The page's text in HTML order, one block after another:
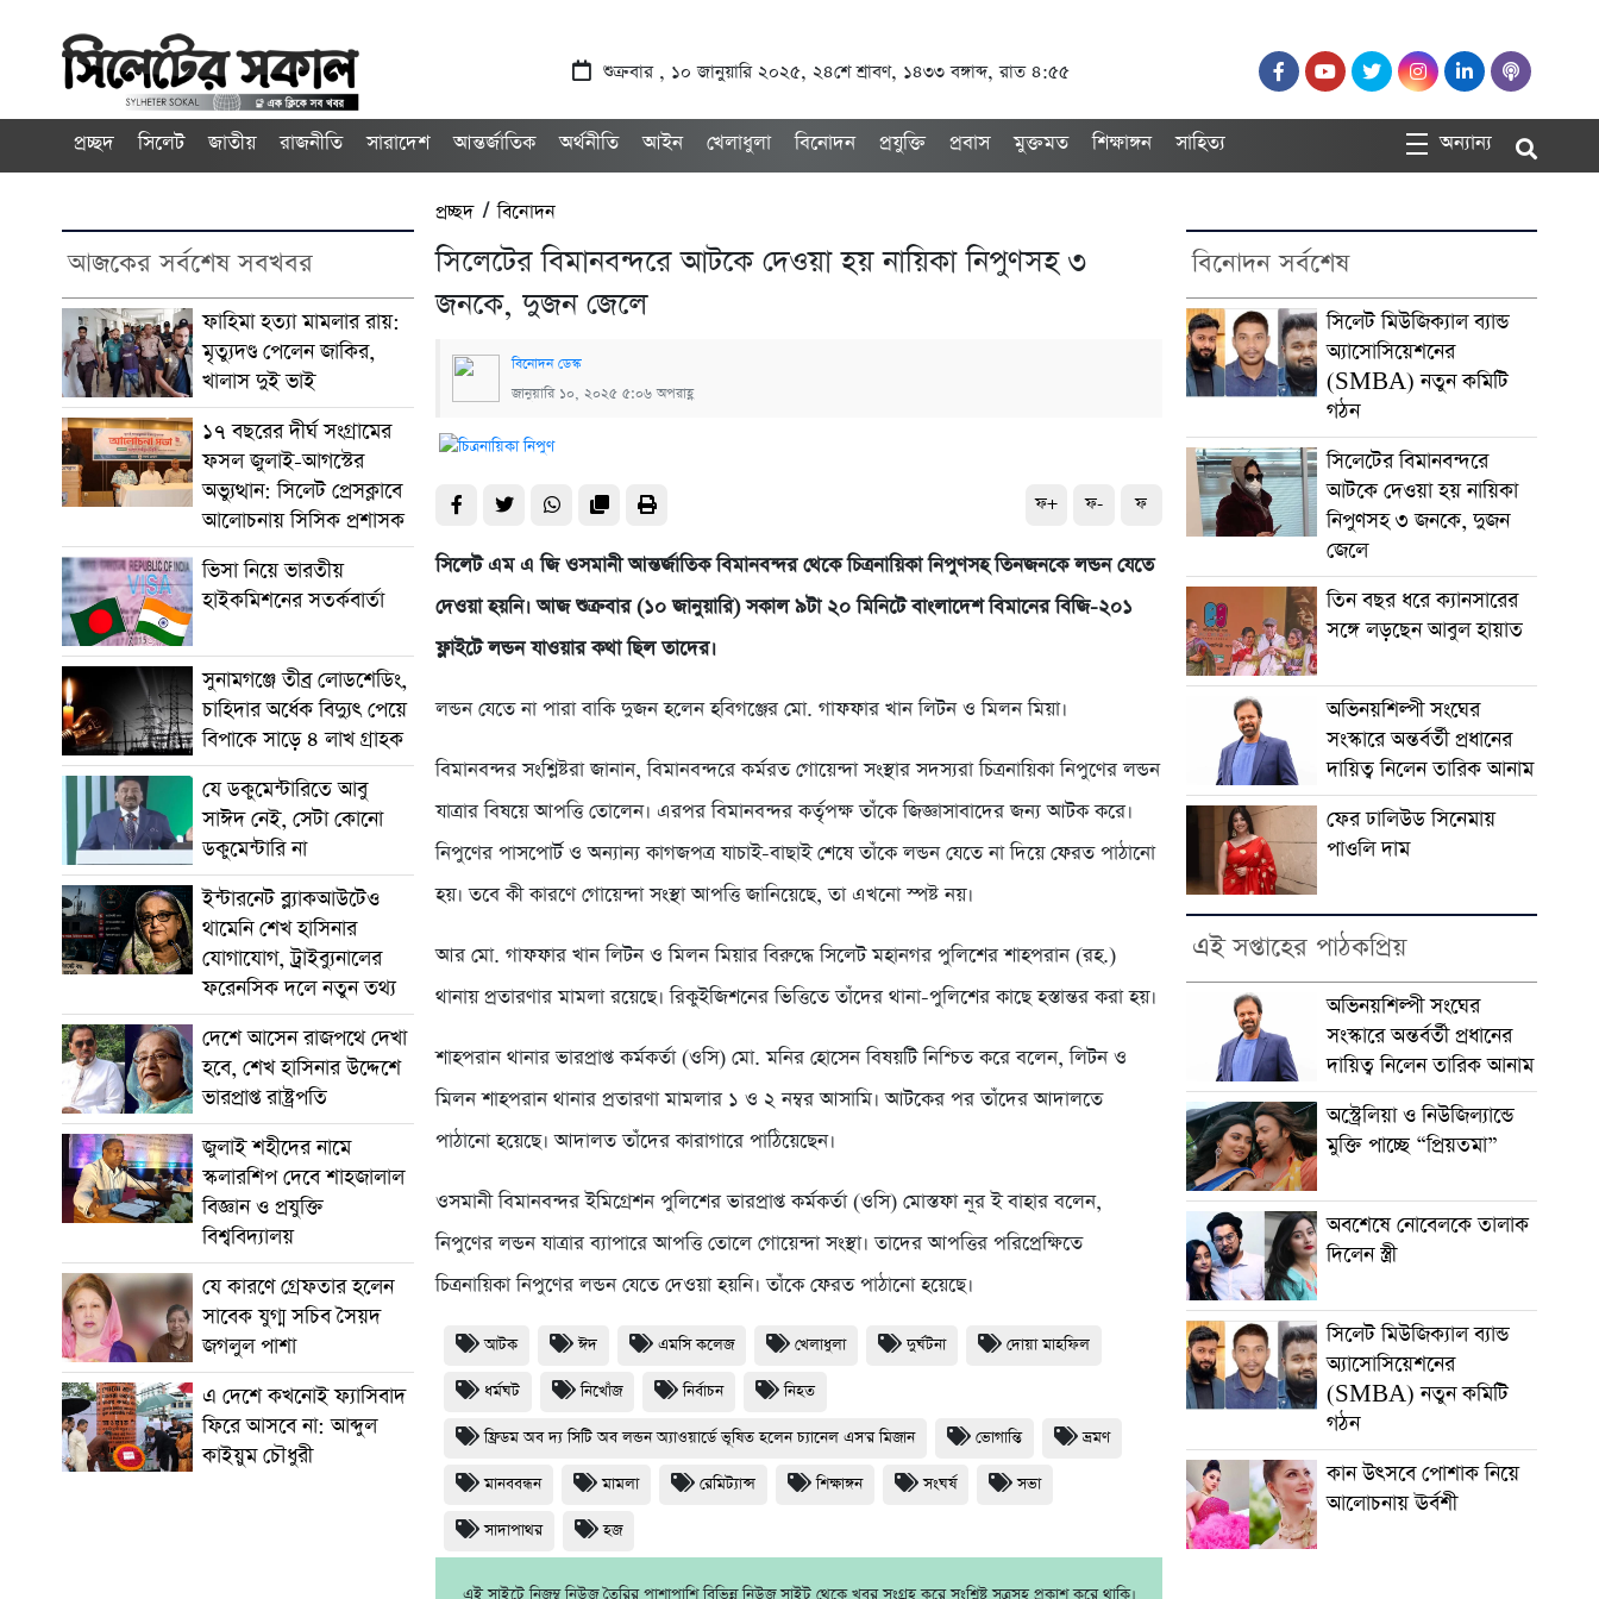
শুক্রবার , ১০ জানুয়ারি ২০২৫, ২৪শে শ্রাবণ, ১৪৩৩ বঙ্গাব্দ, রাত ৪:৫৫
প্রচ্ছদ সিলেট জাতীয় রাজনীতি সারাদেশ আন্তর্জাতিক অর্থনীতি আইন খেলাধুলা বিনোদন প্রযুক্তি প্রবাস মুক্তমত শিক্ষাঙ্গন সাহিত্য অন্যান্য
আজকের সর্বশেষ সবখবর
ফাহিমা হত্যা মামলার রায়:
মৃত্যুদণ্ড পেলেন জাকির,
খালাস দুই ভাই
১৭ বছরের দীর্ঘ সংগ্রামের
ফসল জুলাই-আগস্টের
অভ্যুত্থান: সিলেট প্রেসক্লাবে
আলোচনায় সিসিক প্রশাসক
ভিসা নিয়ে ভারতীয়
হাইকমিশনের সতর্কবার্তা
সুনামগঞ্জে তীব্র লোডশেডিং,
চাহিদার অর্ধেক বিদ্যুৎ পেয়ে
বিপাকে সাড়ে ৪ লাখ গ্রাহক
যে ডকুমেন্টারিতে আবু
সাঈদ নেই, সেটা কোনো
ডকুমেন্টারি না
ইন্টারনেট ব্ল্যাকআউটেও
থামেনি শেখ হাসিনার
যোগাযোগ, ট্রাইব্যুনালের
ফরেনসিক দলে নতুন তথ্য
দেশে আসেন রাজপথে দেখা
হবে, শেখ হাসিনার উদ্দেশে
ভারপ্রাপ্ত রাষ্ট্রপতি
জুলাই শহীদের নামে
স্কলারশিপ দেবে শাহজালাল
বিজ্ঞান ও প্রযুক্তি
বিশ্ববিদ্যালয়
যে কারণে গ্রেফতার হলেন
সাবেক যুগ্ম সচিব সৈয়দ
জগলুল পাশা
এ দেশে কখনোই ফ্যাসিবাদ
ফিরে আসবে না: আব্দুল
কাইয়ুম চৌধুরী
প্রচ্ছদ/বিনোদন
সিলেটের বিমানবন্দরে আটকে দেওয়া হয় নায়িকা নিপুণসহ ৩
জনকে, দুজন জেলে
বিনোদন ডেস্ক
জানুয়ারি ১০, ২০২৫ ৫:০৬ অপরাহ্ণ
ফ+ ফ- ফ
সিলেট এম এ জি ওসমানী আন্তর্জাতিক বিমানবন্দর থেকে চিত্রনায়িকা নিপুণসহ তিনজনকে লন্ডন যেতে
দেওয়া হয়নি। আজ শুক্রবার (১০ জানুয়ারি) সকাল ৯টা ২০ মিনিটে বাংলাদেশ বিমানের বিজি-২০১
ফ্লাইটে লন্ডন যাওয়ার কথা ছিল তাদের।
লন্ডন যেতে না পারা বাকি দুজন হলেন হবিগঞ্জের মো. গাফফার খান লিটন ও মিলন মিয়া।
বিমানবন্দর সংশ্লিষ্টরা জানান, বিমানবন্দরে কর্মরত গোয়েন্দা সংস্থার সদস্যরা চিত্রনায়িকা নিপুণের লন্ডন
যাত্রার বিষয়ে আপত্তি তোলেন। এরপর বিমানবন্দর কর্তৃপক্ষ তাঁকে জিজ্ঞাসাবাদের জন্য আটক করে।
নিপুণের পাসপোর্ট ও অন্যান্য কাগজপত্র যাচাই-বাছাই শেষে তাঁকে লন্ডন যেতে না দিয়ে ফেরত পাঠানো
হয়। তবে কী কারণে গোয়েন্দা সংস্থা আপত্তি জানিয়েছে, তা এখনো স্পষ্ট নয়।
আর মো. গাফফার খান লিটন ও মিলন মিয়ার বিরুদ্ধে সিলেট মহানগর পুলিশের শাহপরান (রহ.)
থানায় প্রতারণার মামলা রয়েছে। রিকুইজিশনের ভিত্তিতে তাঁদের থানা-পুলিশের কাছে হস্তান্তর করা হয়।
শাহপরান থানার ভারপ্রাপ্ত কর্মকর্তা (ওসি) মো. মনির হোসেন বিষয়টি নিশ্চিত করে বলেন, লিটন ও
মিলন শাহপরান থানার প্রতারণা মামলার ১ ও ২ নম্বর আসামি। আটকের পর তাঁদের আদালতে
পাঠানো হয়েছে। আদালত তাঁদের কারাগারে পাঠিয়েছেন।
ওসমানী বিমানবন্দর ইমিগ্রেশন পুলিশের ভারপ্রাপ্ত কর্মকর্তা (ওসি) মোস্তফা নূর ই বাহার বলেন,
নিপুণের লন্ডন যাত্রার ব্যাপারে আপত্তি তোলে গোয়েন্দা সংস্থা। তাদের আপত্তির পরিপ্রেক্ষিতে
চিত্রনায়িকা নিপুণের লন্ডন যেতে দেওয়া হয়নি। তাঁকে ফেরত পাঠানো হয়েছে।
আটক ঈদ এমসি কলেজ খেলাধুলা দুর্ঘটনা দোয়া মাহফিল
ধর্মঘট নিখোঁজ নির্বাচন নিহত
ফ্রিডম অব দ্য সিটি অব লন্ডন অ্যাওয়ার্ডে ভূষিত হলেন চ্যানেল এস'র মিজান ভোগান্তি ভ্রমণ
মানববন্ধন মামলা রেমিট্যান্স শিক্ষাঙ্গন সংঘর্ষ সভা
সাদাপাথর হজ
বিনোদন সর্বশেষ
সিলেট মিউজিক্যাল ব্যান্ড
অ্যাসোসিয়েশনের
(SMBA) নতুন কমিটি
গঠন
সিলেটের বিমানবন্দরে
আটকে দেওয়া হয় নায়িকা
নিপুণসহ ৩ জনকে, দুজন
জেলে
তিন বছর ধরে ক্যানসারের
সঙ্গে লড়ছেন আবুল হায়াত
অভিনয়শিল্পী সংঘের
সংস্কারে অন্তর্বর্তী প্রধানের
দায়িত্ব নিলেন তারিক আনাম
ফের ঢালিউড সিনেমায়
পাওলি দাম
এই সপ্তাহের পাঠকপ্রিয়
অভিনয়শিল্পী সংঘের
সংস্কারে অন্তর্বর্তী প্রধানের
দায়িত্ব নিলেন তারিক আনাম
অস্ট্রেলিয়া ও নিউজিল্যান্ডে
মুক্তি পাচ্ছে “প্রিয়তমা”
অবশেষে নোবেলকে তালাক
দিলেন স্ত্রী
সিলেট মিউজিক্যাল ব্যান্ড
অ্যাসোসিয়েশনের
(SMBA) নতুন কমিটি
গঠন
কান উৎসবে পোশাক নিয়ে
আলোচনায় ঊর্বশী